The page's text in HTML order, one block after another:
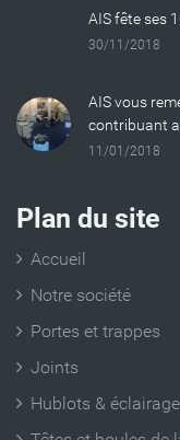
AIS fête ses
30/11/2018
AIS vous
contribuant
11/01/2018
Plan du site
Accueil
Notre société
Portes et trappes
Joints
Hublots &